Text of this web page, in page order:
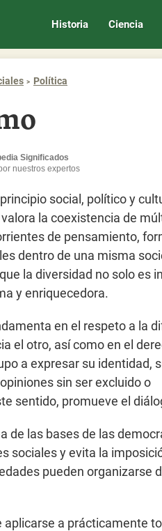
Historia Ciencia
Política
Significados
nuestros expertos
social, político y
la coexistencia de
de pensamiento,
dentro de una misma
la diversidad no solo es
y enriquecedora.
en el respeto a la
el otro, así como en el
a expresar su identidad,
sin ser excluido o
sentido, promueve el
de las bases de las
sociales y evita la
pueden organizarse
aplicarse a prácticamente